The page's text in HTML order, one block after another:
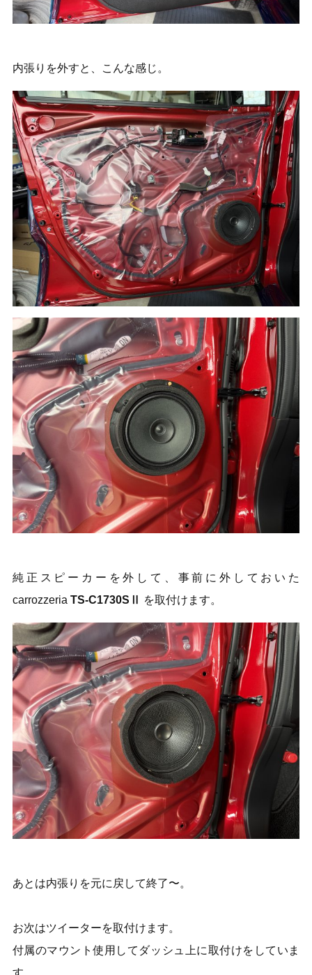
内張りを外すと、こんな感じ。
純正スピーカーを外して、事前に外しておいた
carrozzeria TS-C1730SⅡ を取付けます。
あとは内張りを元に戻して終了〜。
お次はツイーターを取付けます。
付属のマウント使用してダッシュ上に取付けをしていま
す。